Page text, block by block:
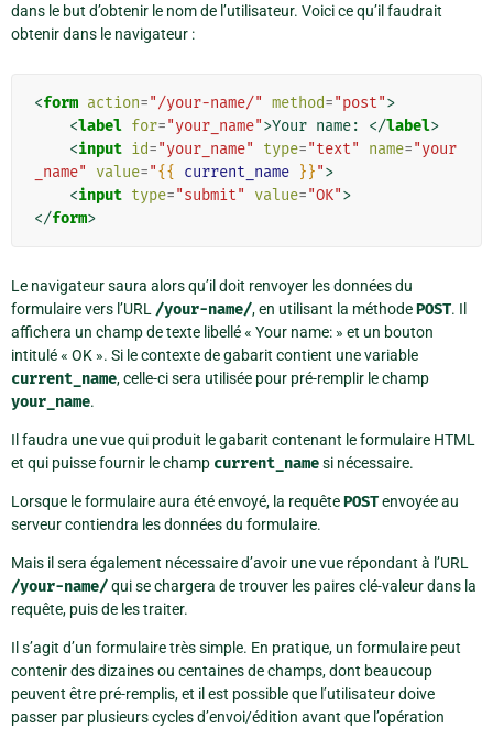
dans le but d’obtenir le nom de l’utilisateur. Voici ce qu’il faudrait
obtenir dans le navigateur :
<form action="/your-name/" method="post">
<label for="your_name">Your name: </label>
<input id="your_name" type="text" name="your
_name"
value="{{ current_name }}">
<input type="submit" value="OK">
</form>
Le navigateur saura alors qu’il doit renvoyer les données du
formulaire vers l’URL /your-name/, en utilisant la méthodePOST. Il
affichera un champ de texte libellé « Your name: » et un bouton
intitulé « OK ». Si le contexte de gabarit contient une variable
current_name, celle-ci sera utilisée pour pré-remplir le champ
your_name.
Il faudra une vue qui produit le gabarit contenant le formulaire HTML
et qui puisse fournir le champ current_namesi nécessaire.
Lorsque le formulaire aura été envoyé, la requêtePOSTenvoyée au
serveur contiendra les données du formulaire.
Mais il sera également nécessaire d’avoir une vue répondant à l’URL
/your-name/qui se chargera de trouver les paires clé-valeur dans la
requête, puis de les traiter.
Il s’agit d’un formulaire très simple. En pratique, un formulaire peut
contenir des dizaines ou centaines de champs, dont beaucoup
peuvent être pré-remplis, et il est possible que l’utilisateur doive
passer par plusieurs cycles d’envoi/édition avant que l’opération